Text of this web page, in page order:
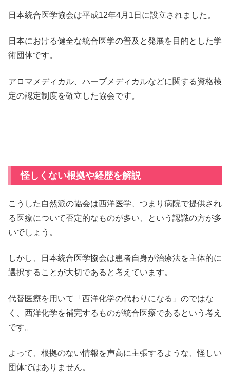
日本統合医学協会は平成12年4月1日に設立されました。
日本における健全な統合医学の普及と発展を目的とした学
術団体です。
アロマメディカル、ハーブメディカルなどに関する資格検
定の認定制度を確立した協会です。
怪しくない根拠や経歴を解説
こうした自然派の協会は西洋医学、つまり病院で提供され
る医療について否定的なものが多い、という認識の方が多
いでしょう。
しかし、日本統合医学協会は患者自身が治療法を主体的に
選択することが大切であると考えています。
代替医療を用いて「西洋化学の代わりになる」のではな
く、西洋化学を補完するものが統合医療であるという考え
です。
よって、根拠のない情報を声高に主張するような、怪しい
団体ではありません。